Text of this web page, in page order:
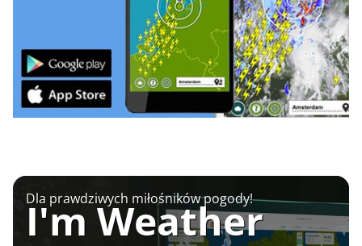
Dla prawdziwych miłośników pogody!
I'm Weather